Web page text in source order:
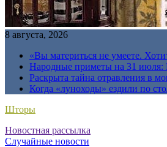
8 августа, 2026
«Вы материться не умеете.
Народные приметы на 31 июля:
Раскрыта тайна отравления в
Когда «луноходы» ездили по
Шторы
Новостная рассылка
Случайные новости